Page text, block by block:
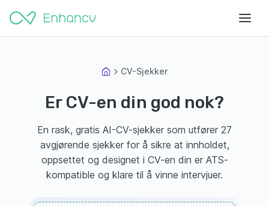
CV-Sjekker
Er CV-en din god nok?
En rask, gratis AI-CV-sjekker som utfører 27
avgjørende sjekker for å sikre at innholdet,
oppsettet og designet i CV-en din er ATS-
kompatible og klare til å vinne intervjuer.